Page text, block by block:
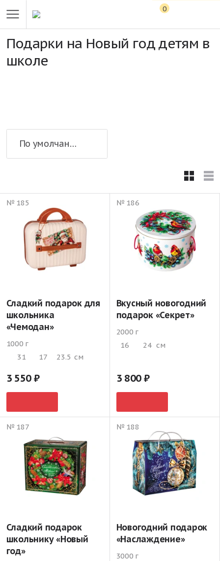
0
Подарки на Новый год детям в
школе
По умолчанию
№ 185
Сладкий подарок для
школьника
«Чемодан»
1000 г
31
17 23.5 см
3 550
№ 186
Вкусный новогодний
подарок «Секрет»
2000 г
16
24 см
3 800
№ 187
Сладкий подарок
школьнику «Новый
год»
№ 188
Новогодний подарок
«Наслаждение»
3000 г